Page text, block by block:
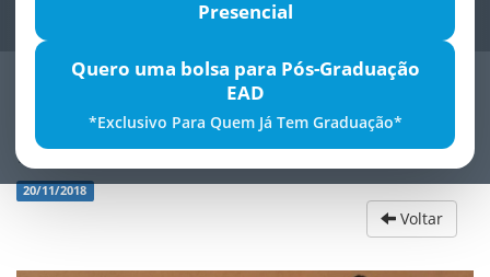
Presencial
Quero uma bolsa para Pós-Graduação
EAD
*Exclusivo Para Quem Já Tem Graduação*
Defesa de TCC
20/11/2018
Voltar